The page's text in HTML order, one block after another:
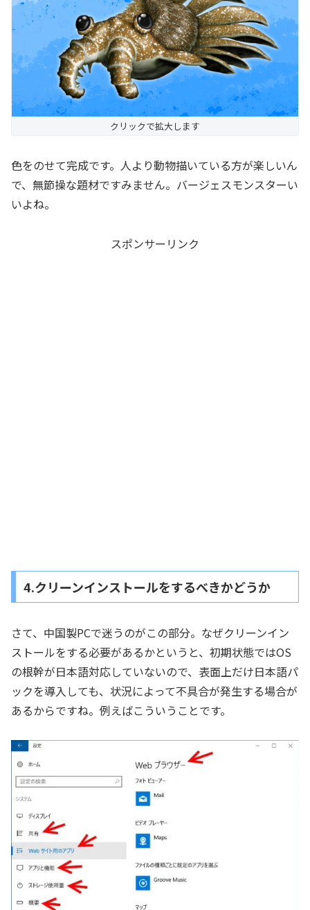
クリックで拡大します
色をのせて完成です。人より動物描いている方が楽しいん
で、無節操な題材ですみません。バージェスモンスターい
いよね。
スポンサーリンク
4.クリーンインストールをするべきかどうか
さて、中国製PCで迷うのがこの部分。なぜクリーンイン
ストールをする必要があるかというと、初期状態ではOS
の根幹が日本語対応していないので、表面上だけ日本語パ
ックを導入しても、状況によって不具合が発生する場合が
あるからですね。例えばこういうことです。